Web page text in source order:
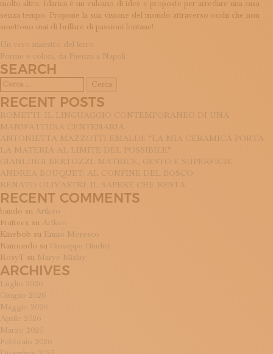
ISCRIVITI ALLA NEWSLETTER
SOSTIENICI
MAGAZINE
TUTTI I CONTENUTI
NEWS
INTERVISTE
ISCRIVITI
LOGIN
molto altro. Idarica è un vulcano di idee e proposte per arredare una casa
senza tempo. Propone la sua visione del mondo attraverso occhi che non
smettono mai di brillare di passioni lontane!
NAVIGAZIONE
ARTICOLI
Un vero maestro del ferro
Forme e colori, da Faenza a Napoli
SEARCH
per:
RECENT POSTS
ROMETTI: IL LINGUAGGIO CONTEMPORANEO DI UNA
MANIFATTURA CENTENARIA
ANTONIETTA MAZZOTTI EMALDI: “LA MIA CERAMICA PORTA
LA MATERIA AL LIMITE DEL POSSIBILE”
GIANLUIGI BERTOZZI: MATRICE, GESTO E SUPERFICIE
ANDREA BOUQUET: AL CONFINE DEL BOSCO
RENATO OLIVASTRI: IL SAPERE CHE RESTA
RECENT COMMENTS
baudo su Artkeo
Frafreex su Artkeo
Kinebob su Ennio Moresco
Raimondo su Giuseppe Giudici
RosyT su Marye Mislay
ARCHIVES
Luglio 2026
Giugno 2026
Maggio 2026
Aprile 2026
Marzo 2026
Febbraio 2026